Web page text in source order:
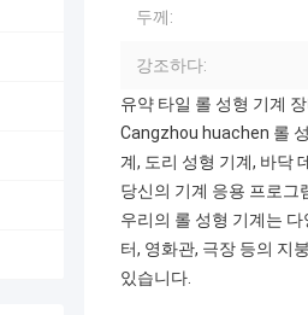
두께:
강조하다:
유약 타일 롤 성형 기계
Cangzhou huachen 롤
계, 도리 성형 기계, 바닥
당신의 기계 응용 프로그
우리의 롤 성형 기계는
터, 영화관, 극장 등의 지
있습니다.